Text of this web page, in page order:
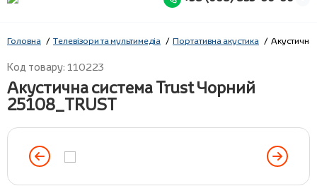
Головна Телевізори та мультимедіа Портативна акустика Акустична
Код товару: 110223
Акустична система Trust Чорний
25108_TRUST